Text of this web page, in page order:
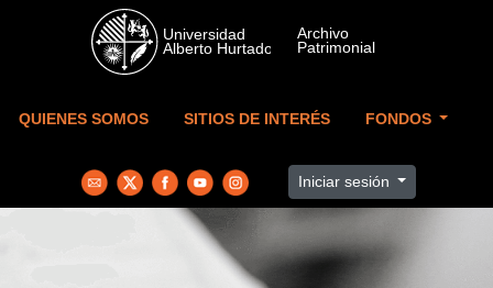
Skip to main content
QUIENES SOMOS SITIOS DE INTERÉS FONDOS
Iniciar sesión